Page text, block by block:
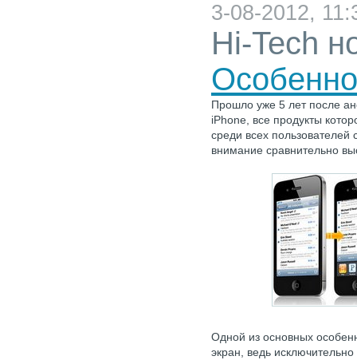
3-08-2012,
Hi-Tech
Прошло уже 5 лет после
iPhone, все продукты
среди всех
внимание сравнительно
Одной из основных
экран, ведь